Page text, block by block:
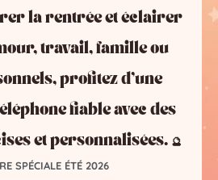
adaptés à chaque
de la médiumnité pré-
permet à Giovanni de
futurs avec une grande
la rentrée et éclairer
travail, famille ou
profitez d’une
fiable avec des
et personnalisées. 🔮
SPÉCIALE ÉTÉ 2026